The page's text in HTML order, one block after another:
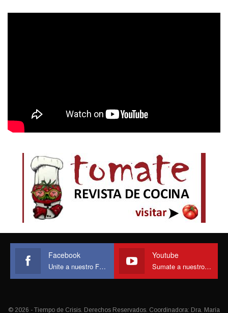
Facebook Youtube
© 2026 - Tiempo de Crisis. Derechos Reservados. Coordinadora: Dra. María